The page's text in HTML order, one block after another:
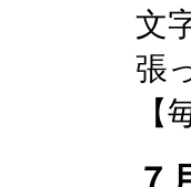
文
張
【